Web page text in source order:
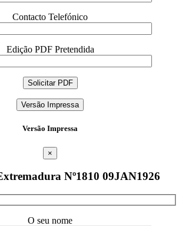
Contacto Telefónico
Edição PDF Pretendida
Versão Impressa
Versão Impressa
×
Nº1810 09JAN1926
O seu nome